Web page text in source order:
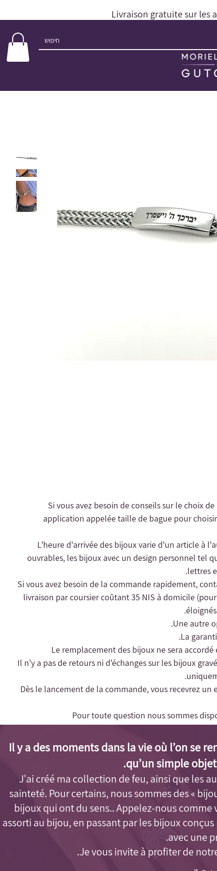
Livraison gratuite sur les
- Si vous avez besoin de conseils sur le choix
application appelée taille de bague pour
- L'heure d'arrivée des bijoux varie d'un article à
ouvrables, les bijoux avec un design personnel tel
lettres
livraison par coursier coûtant 35 NIS à domicile
Une autre
- Il n'y a pas de retours ni d'échanges sur les bijoux
- Dès le lancement de la commande, vous recevrez
Pour toute question nous sommes
Il y a des moments dans la vie où l’on se
qu’un simple
J'ai créé ma collection de feu, ainsi que les
sainteté. Pour certains, nous sommes des «
bijoux qui ont du sens.. Appelez-nous
assorti au bijou, en passant par les bijoux
avec une
Je vous invite à profiter de